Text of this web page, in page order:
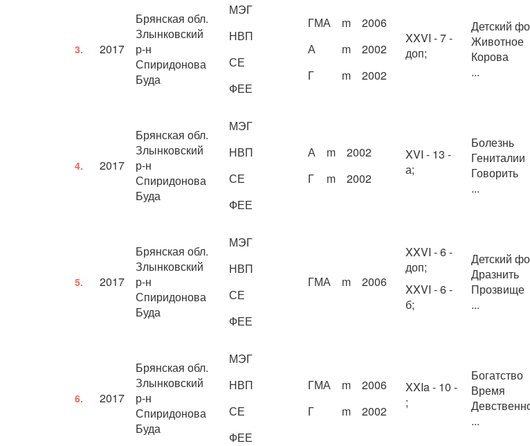
3. 2017
Брянская обл.
Злынковский
р-н
Спиридонова
Буда
МЭГ
НВП
СЕ
ФЕЕ
ГМА m
2006
А
m
2002
Г
m 2002
XXVI - 7 -
доп;
Детский
Животное
Корова
...
4. 2017
Брянская обл.
Злынковский
р-н
Спиридонова
Буда
МЭГ
НВП
СЕ
ФЕЕ
А m
2002
Г
m 2002
XVI - 13 -
а;
Болезнь
Гениталии
Говорить
...
5. 2017
Брянская обл.
Злынковский
р-н
Спиридонова
Буда
МЭГ
НВП
СЕ
ФЕЕ
ГМА m 2006
XXVI - 6 -
доп;
XXVI - 6 -
б;
Детский
Дразнить
Прозвище
...
6. 2017
Брянская обл.
Злынковский
р-н
Спиридонова
Буда
МЭГ
НВП
СЕ
ФЕЕ
ГМА m
2006
Г
m 2002
XXIa - 10 -
;
Богатство
Время
...